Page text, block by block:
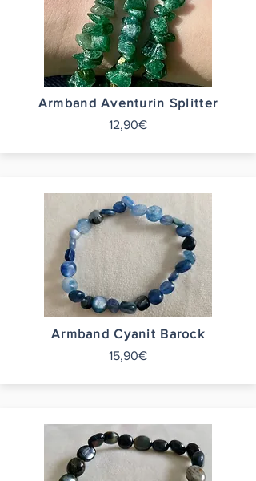
Armband Aventurin Splitter
12,90€
Armband Cyanit Barock
15,90€